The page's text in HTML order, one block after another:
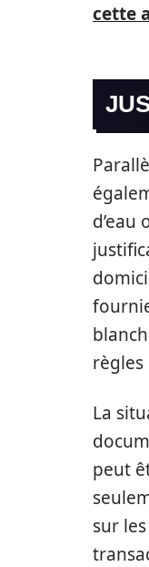
cette
règles
La
peut
sur